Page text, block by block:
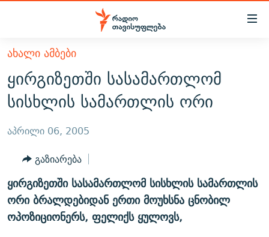
Accessibility
მთავარ
შინაარსზე
დაბრუნება
მთავარ
დაბრუნება
ძიებაზე
დაბრუნება
ᲐᲮᲐᲚᲘ ᲐᲛᲑᲔᲑᲘ
ᲗᲔᲛᲔᲑᲘ
ᲞᲝᲚᲘᲢᲘᲙᲐ
ᲔᲙᲝᲜᲝᲛᲘᲙᲐ
ᲡᲐᲖᲝᲒᲐᲓᲝᲔᲑᲐ
ᲡᲞᲝᲠᲢᲘ
ᲕᲘᲓᲔᲝ
ᲑᲚᲝᲒᲔᲑᲘ
ᲞᲝᲓᲙᲐᲡᲢᲔᲑᲘ
ᲜᲘᲙᲝᲡ ᲞᲝᲓᲙᲐᲡᲢᲘ
60 ᲓᲔᲪᲘᲑᲔᲚᲘ
ᲗᲐᲕᲘᲡᲣᲤᲚᲔᲑᲘᲡ ᲛᲝᲜᲘᲢᲝᲠᲘ
ᲤᲔᲜᲝᲕᲐᲜᲘ - 2.10
ᲗᲥᲕᲔᲜᲘ ᲞᲣᲑᲚᲘᲙᲐᲪᲘᲔᲑᲘ
ᲞᲠᲝᲔᲥᲢᲔᲑᲘ
ᲐᲮᲐᲚᲘ ᲐᲛᲑᲔᲑᲘ
ყირგიზეთში სასამართლომ
სისხლის სამართლის ორი
აპრილი 06, 2005
გაზიარება
ყირგიზეთში სასამართლომ სისხლის სამართლის
ორი ბრალდებიდან ერთი მოუხსნა ცნობილ
ოპოზიციონერს, ფელიქს ყულოვს,